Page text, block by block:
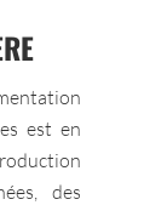
est en
des